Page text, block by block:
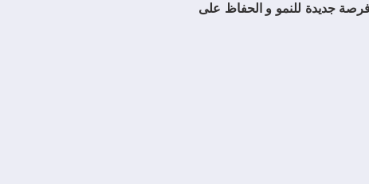
فرصة جديدة للنمو و الحفاظ على